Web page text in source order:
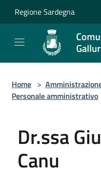
Regione Sardegna
Home >
Personale amministrativo
Dr.ssa
Canu